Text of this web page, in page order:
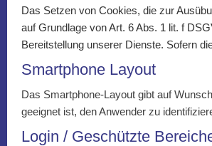
Das Setzen von Cookies, die zur
auf Grundlage von Art. 6 Abs. 1 lit. f
Bereitstellung unserer Dienste. Sofern
Smartphone Layout
Das Smartphone-Layout gibt auf
geeignet ist, den Anwender zu
Login / Geschützte